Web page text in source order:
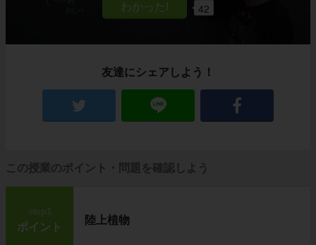
42
友達にシェアしよう！
この授業のポイント・問題を確認しよう
step1
ポイント
陸上植物